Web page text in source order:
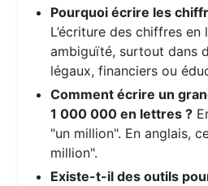
Pourquoi écrire les
L’écriture des chiffres
ambiguïté, surtout dans
légaux, financiers ou
Comment écrire un
1 000 000 en lettres ?
"un million". En anglais,
million".
Existe-t-il des outils